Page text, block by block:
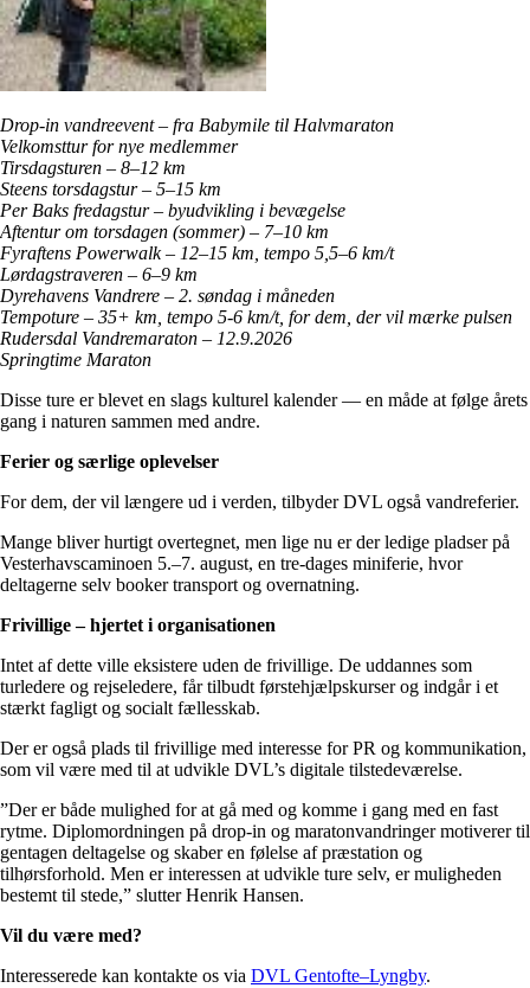
Drop-in vandreevent – fra Babymile til Halvmaraton
Velkomsttur for nye medlemmer
Tirsdagsturen – 8–12 km
Steens torsdagstur – 5–15 km
Per Baks fredagstur – byudvikling i bevægelse
Aftentur om torsdagen (sommer) – 7–10 km
Fyraftens Powerwalk – 12–15 km, tempo 5,5–6 km/t
Lørdagstraveren – 6–9 km
Dyrehavens Vandrere – 2. søndag i måneden
Tempoture – 35+ km, tempo 5-6 km/t, for dem, der vil mærke pulsen
Rudersdal Vandremaraton – 12.9.2026
Springtime Maraton
Disse ture er blevet en slags kulturel kalender — en måde at følge årets
gang i naturen sammen med andre.
Ferier og særlige oplevelser
For dem, der vil længere ud i verden, tilbyder DVL også vandreferier.
Mange bliver hurtigt overtegnet, men lige nu er der ledige pladser på
Vesterhavscaminoen 5.–7. august, en tre-dages miniferie, hvor
deltagerne selv booker transport og overnatning.
Frivillige – hjertet i organisationen
Intet af dette ville eksistere uden de frivillige. De uddannes som
turledere og rejseledere, får tilbudt førstehjælpskurser og indgår i et
stærkt fagligt og socialt fællesskab.
Der er også plads til frivillige med interesse for PR og kommunikation,
som vil være med til at udvikle DVL’s digitale tilstedeværelse.
”Der er både mulighed for at gå med og komme i gang med en fast
rytme. Diplomordningen på drop-in og maratonvandringer motiverer til
gentagen deltagelse og skaber en følelse af præstation og
tilhørsforhold. Men er interessen at udvikle ture selv, er muligheden
bestemt til stede,” slutter Henrik Hansen.
Vil du være med?
Interesserede kan kontakte os via DVL Gentofte–Lyngby.